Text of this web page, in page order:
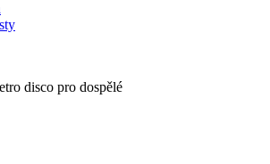
disco pro dospělé